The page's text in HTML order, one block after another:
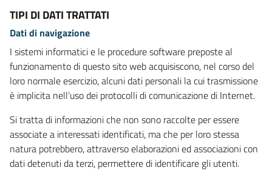
TIPI DI DATI TRATTATI
Dati di navigazione
I sistemi informatici e le procedure software preposte al
funzionamento di questo sito web acquisiscono, nel corso del
loro normale esercizio, alcuni dati personali la cui trasmissione
è implicita nell’uso dei protocolli di comunicazione di Internet.
Si tratta di informazioni che non sono raccolte per essere
associate a interessati identificati, ma che per loro stessa
natura potrebbero, attraverso elaborazioni ed associazioni con
dati detenuti da terzi, permettere di identificare gli utenti.